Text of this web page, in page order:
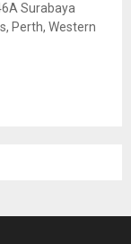
Surabaya
Perth, Western